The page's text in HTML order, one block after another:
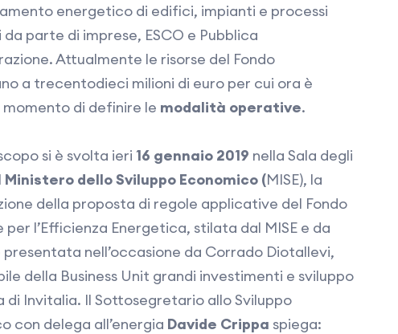
energetico di edifici, impianti e processi
parte di imprese, ESCO e Pubblica
Attualmente le risorse del Fondo
a trecentodieci milioni di euro per cui ora è
di definire le modalità operative.
si è svolta ieri 16 gennaio 2019 nella Sala degli
Ministero dello Sviluppo Economico (MISE), la
della proposta di regole applicative del Fondo
per l’Efficienza Energetica, stilata dal MISE e da
presentata nell’occasione da Corrado Diotallevi,
della Business Unit grandi investimenti e sviluppo
di Invitalia. Il Sottosegretario allo Sviluppo
con delega all’energia Davide Crippa spiega: